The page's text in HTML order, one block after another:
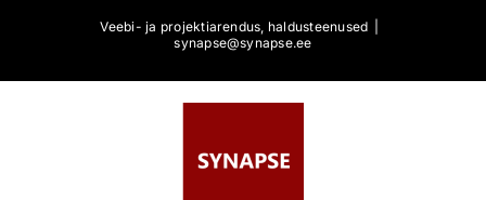
Veebi- ja projektiarendus, haldusteenused
synapse@synapse.ee